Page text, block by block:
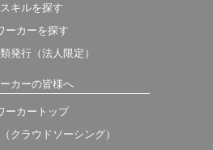
スキルを探す
ーカーを探す
発行（法人限定）
カーの皆様へ
ーカートップ
クラウドソーシング）